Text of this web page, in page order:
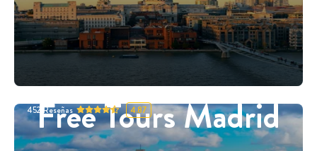
Free Tours Madrid
452 Reseñas 4.87